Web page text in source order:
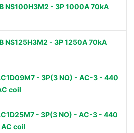
NS100H3M2 - 3P 1000A 70kA
NS125H3M2 - 3P 1250A 70kA
- 3P(3 NO) - AC-3 - 440
coil
- 3P(3 NO) - AC-3 - 440
coil